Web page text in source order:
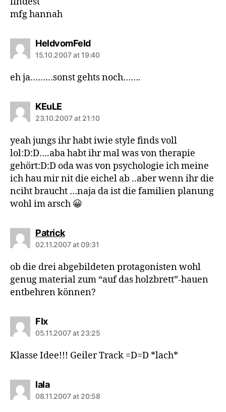
mfg hannah
HeldvomFeldsays:
15.10.2007 at 19:40
eh ja………sonst gehts noch…….
KEuLEsays:
23.10.2007 at 21:10
yeah jungs ihr habt iwie style finds voll
lol:D:D….aba habt ihr mal was von therapie
gehört:D:D oda was von psychologie ich meine
ich hau mir nit die eichel ab ..aber wenn ihr die
nciht braucht …naja da ist die familien planung
wohl im arsch 😀
Patricksays:
02.11.2007 at 09:31
ob die drei abgebildeten protagonisten wohl
genug material zum “auf das holzbrett”-hauen
entbehren können?
Flxsays:
05.11.2007 at 23:25
Klasse Idee!!! Geiler Track =D=D *lach*
lalasays:
08.11.2007 at 20:58